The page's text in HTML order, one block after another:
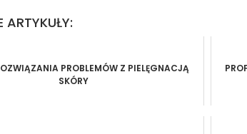
ARTYKUŁY:
PROBLEMÓW Z PIELĘGNACJĄ
SKÓRY